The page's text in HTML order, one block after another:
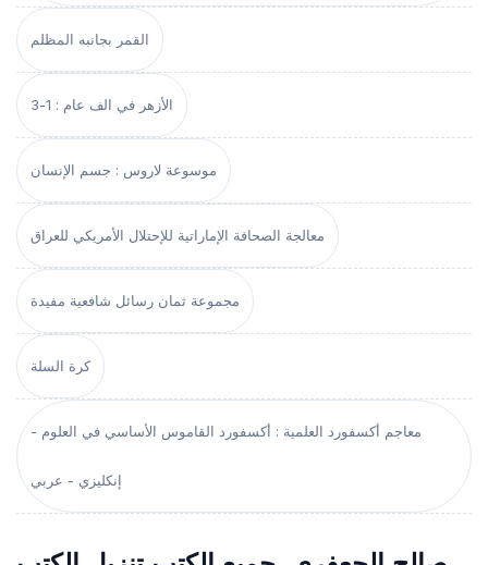
القمر بجانبه المظلم
الأزهر في الف عام : 1-3
موسوعة لاروس : جسم الإنسان
معالجة الصحافة الإماراتية للإحتلال الأمريكي للعراق
مجموعة ثمان رسائل شافعية مفيدة
كرة السلة
معاجم أكسفورد العلمية : أكسفورد القاموس الأساسي في العلوم -
إنكليزي - عربي